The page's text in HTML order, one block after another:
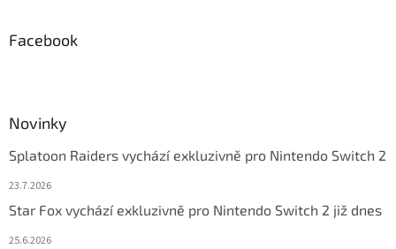
Facebook
Novinky
Splatoon Raiders vychází exkluzivně pro Nintendo Switch 2
23.7.2026
Star Fox vychází exkluzivně pro Nintendo Switch 2 již dnes
25.6.2026